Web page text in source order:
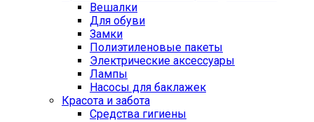
Вешалки
Для обуви
Замки
Полиэтиленовые пакеты
Электрические аксессуары
Лампы
Насосы для баклажек
Красота и забота
Средства гигиены